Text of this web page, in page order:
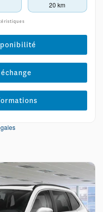
20 km